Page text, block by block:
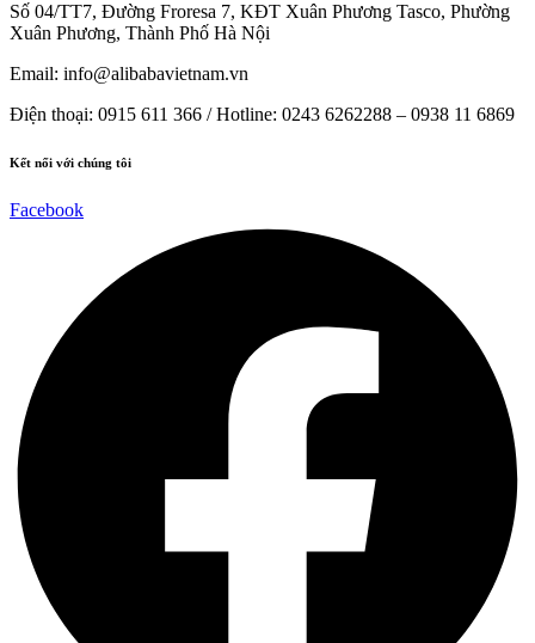
Số 04/TT7, Đường Froresa 7, KĐT Xuân Phương Tasco, Phường
Xuân Phương, Thành Phố Hà Nội
Email: info@alibabavietnam.vn
Điện thoại: 0915 611 366 / Hotline: 0243 6262288 – 0938 11 6869
Kết nối với chúng tôi
Facebook